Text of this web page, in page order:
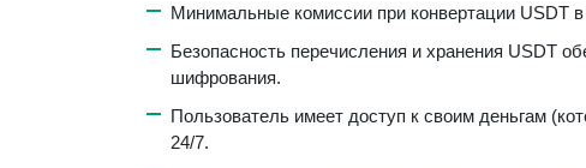
Минимальные комиссии при конвертации USDT
Безопасность перечисления и хранения USDT
шифрования.
Пользователь имеет доступ к своим деньгам
24/7.